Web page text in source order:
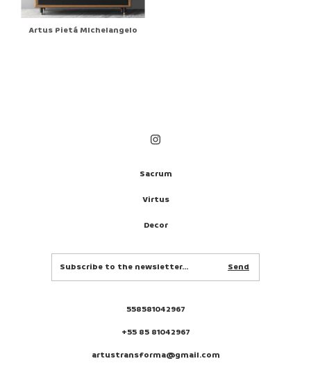
Artus Pietá MIchelangelo
Sacrum
Virtus
Decor
558581042967
+55 85 81042967
artustransforma@gmail.com